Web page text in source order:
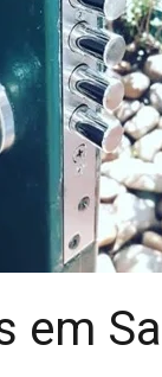
em